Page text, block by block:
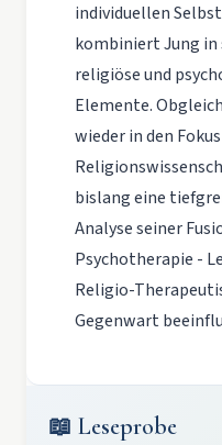
individuellen
kombiniert Jung in
religiöse und
Elemente.
wieder in den
bislang eine
Analyse seiner
Psychotherapie -
Religio-
Gegenwart
📖 Leseprobe